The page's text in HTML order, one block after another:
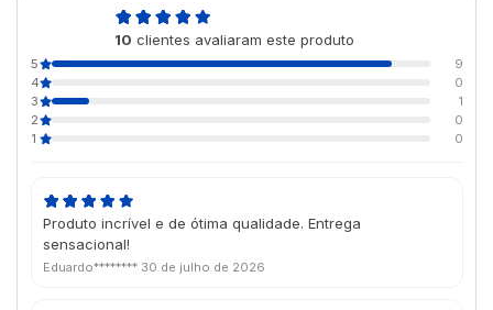
10 clientes avaliaram este produto
5
9
4
0
3
1
2
0
1
0
Produto incrível e de ótima qualidade. Entrega
sensacional!
Eduardo******** 30 de julho de 2026